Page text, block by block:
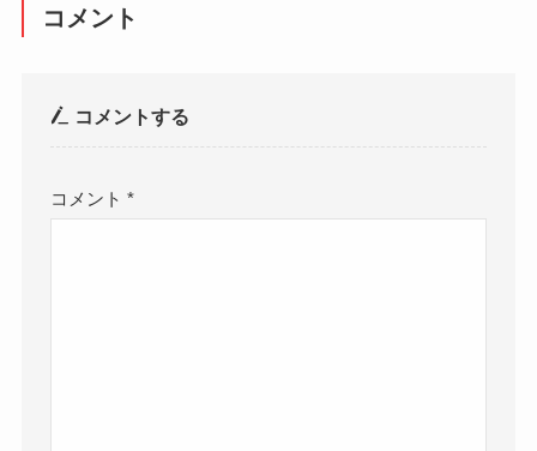
コメント
コメントする
コメント*